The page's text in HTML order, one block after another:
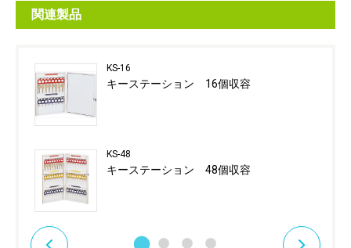
関連製品
KS-16
キーステーション 16個収容
KS-48
キーステーション 48個収容